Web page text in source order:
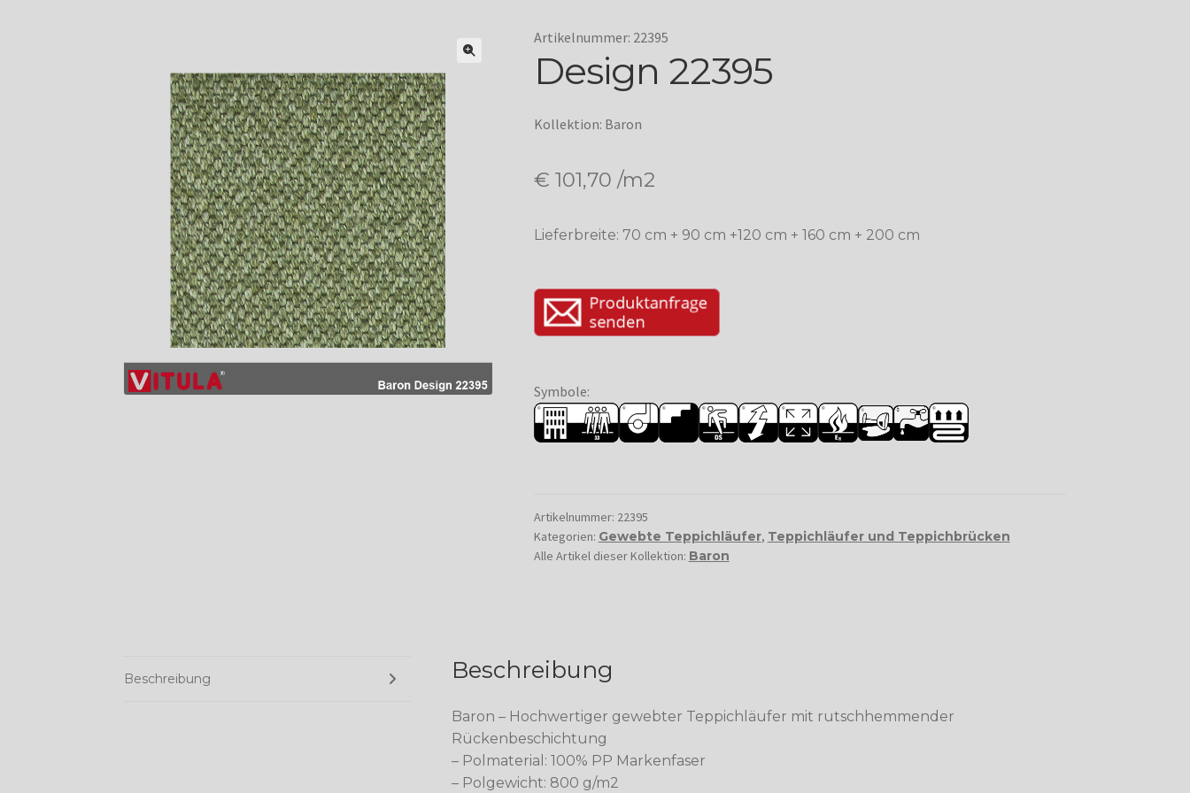
Artikelnummer: 22395
Design 22395
Kollektion: Baron
€ 101,70 /m2
Lieferbreite: 70 cm + 90 cm +120 cm + 160 cm + 200 cm
Symbole:
Artikelnummer: 22395
Kategorien: Gewebte Teppichläufer, Teppichläufer und Teppichbrücken
Alle Artikel dieser Kollektion: Baron
Beschreibung Beschreibung
Baron – Hochwertiger gewebter Teppichläufer mit rutschhemmender
Rückenbeschichtung
– Polmaterial: 100% PP Markenfaser
– Polgewicht: 800 g/m2